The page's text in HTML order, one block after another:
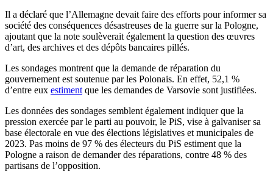
Il a déclaré que l’Allemagne devait faire des efforts pour informer sa
société des conséquences désastreuses de la guerre sur la Pologne,
ajoutant que la note soulèverait également la question des œuvres
d’art, des archives et des dépôts bancaires pillés.
Les sondages montrent que la demande de réparation du
gouvernement est soutenue par les Polonais. En effet, 52,1 %
d’entre eux estiment que les demandes de Varsovie sont justifiées.
Les données des sondages semblent également indiquer que la
pression exercée par le parti au pouvoir, le PiS, vise à galvaniser sa
base électorale en vue des élections législatives et municipales de
2023. Pas moins de 97 % des électeurs du PiS estiment que la
Pologne a raison de demander des réparations, contre 48 % des
partisans de l’opposition.